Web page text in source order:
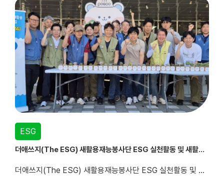
ESG
더애쓰지(The ESG) 새활용재능봉사단 ESG 실천활동 및 새활용물품 나눔
더애쓰지(The ESG) 새활용재능봉사단 ESG 실천활동 및 새활용물품 나눔포스코 글로벌 볼런티어 위크를 맞아 더애쓰지(The ESG)새활용재능봉사단은 자원순환의 가치와 ESG 실천 문화를 확산하기 위한 다양한 활동을 진행하였습니다.태인동 주민들을 대상으로 ESG 체험부스를 운영하여 버려지는 커피찌꺼기를 활용한 점토 방향제 만들기와 커피찌꺼기로 제작한 화분...